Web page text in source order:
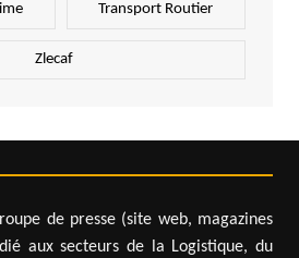
Transport Routier
Zlecaf
de presse (site web, magazines
aux secteurs de la Logistique, du